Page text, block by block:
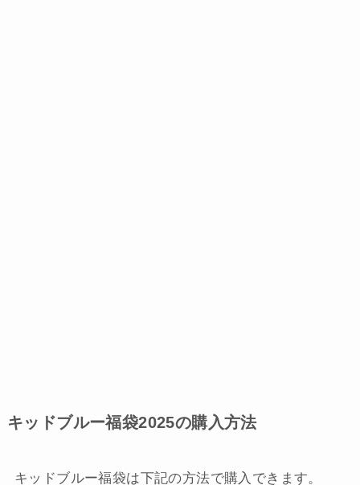
キッドブルー福袋2025の購入方法
キッドブルー福袋は下記の方法で購入できます。